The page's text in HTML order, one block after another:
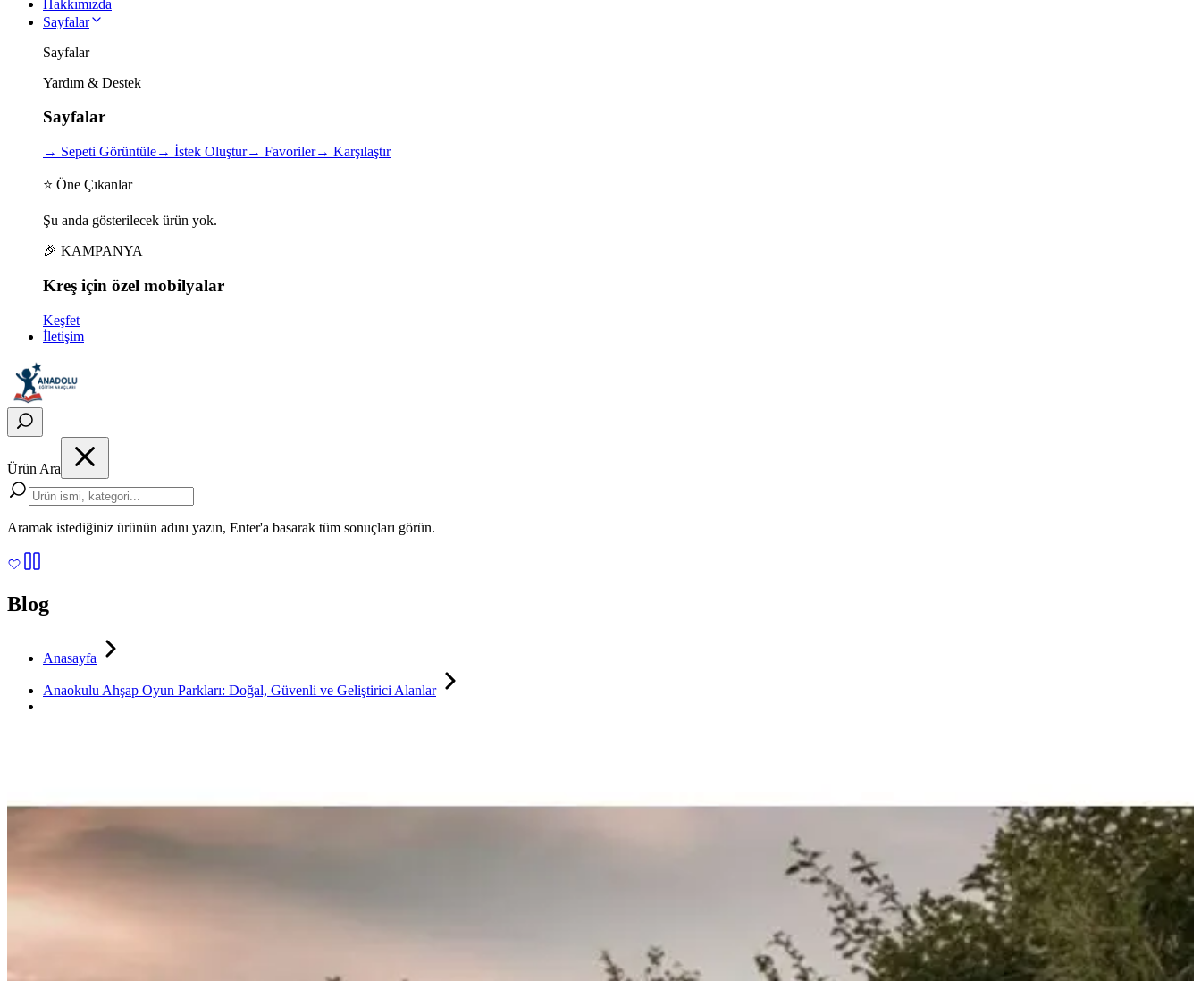
Hakkımızda
Sayfalar
Sayfalar
Yardım & Destek
Sayfalar
→ Sepeti Görüntüle→ İstek Oluştur→ Favoriler→ Karşılaştır
⭐ Öne Çıkanlar
Şu anda gösterilecek ürün yok.
🎉 KAMPANYA
Kreş için özel mobilyalar
Keşfet
İletişim
Ürün Ara
Aramak istediğiniz ürünün adını yazın, Enter'a basarak tüm sonuçları görün.
Blog
Anasayfa
Anaokulu Ahşap Oyun Parkları: Doğal, Güvenli ve Geliştirici Alanlar